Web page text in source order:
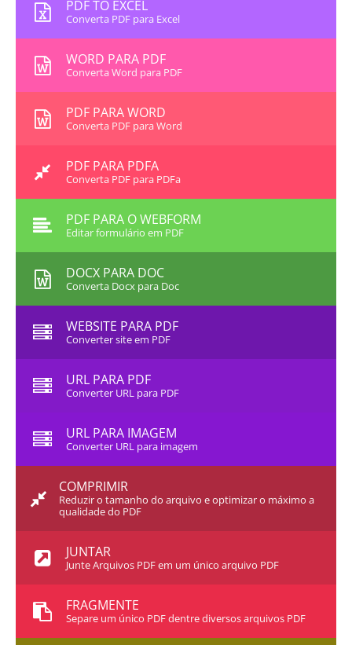
PDF TO EXCEL
Converta PDF para Excel
WORD PARA PDF
Converta Word para PDF
PDF PARA WORD
Converta PDF para Word
PDF PARA PDFA
Converta PDF para PDFa
PDF PARA O WEBFORM
Editar formulário em PDF
DOCX PARA DOC
Converta Docx para Doc
WEBSITE PARA PDF
Converter site em PDF
URL PARA PDF
Converter URL para PDF
URL PARA IMAGEM
Converter URL para imagem
COMPRIMIR
Reduzir o tamanho do arquivo e optimizar o máximo a
qualidade do PDF
JUNTAR
Junte Arquivos PDF em um único arquivo PDF
FRAGMENTE
Separe um único PDF dentre diversos arquivos PDF